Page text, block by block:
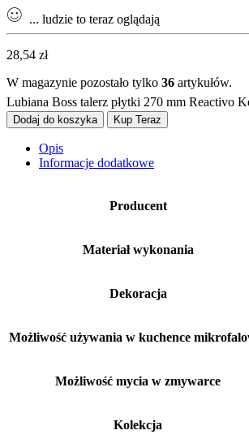
... ludzie to teraz oglądają
28,54 zł
W magazynie pozostało tylko 36 artykułów.
Lubiana Boss talerz płytki 270 mm Reactivo
Dodaj do koszyka Kup Teraz
Opis
Informacje dodatkowe
Producent
Materiał wykonania
Dekoracja
Możliwość używania w kuchence
Możliwość mycia w zmywarce
Kolekcja